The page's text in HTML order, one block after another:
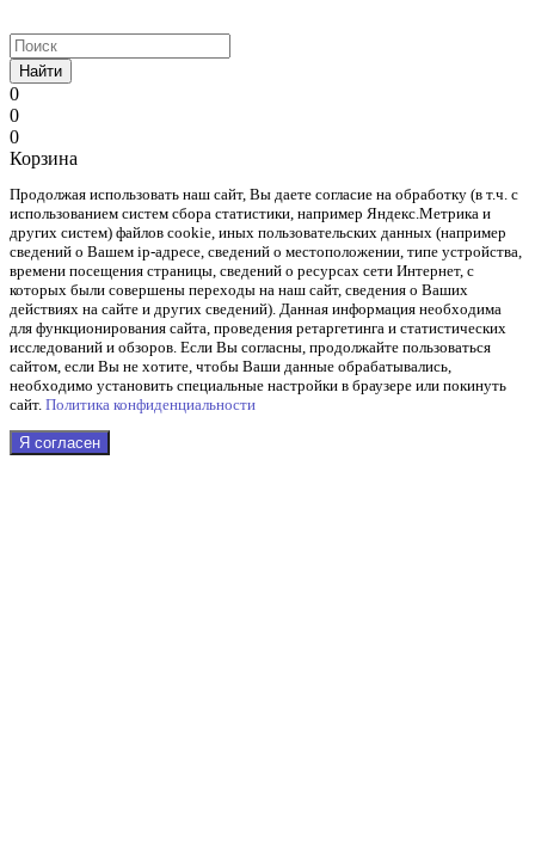
Найти
0
0
0
Корзина
Продолжая использовать наш cайт, Вы даете согласие на обработку (в т.ч. с
использованием систем сбора статистики, например Яндекс.Метрика и
других систем) файлов cookie, иных пользовательских данных (например
сведений о Вашем ip-адресе, сведений о местоположении, типе устройства,
времени посещения страницы, сведений о ресурсах сети Интернет, с
которых были совершены переходы на наш сайт, сведения о Ваших
действиях на сайте и других сведений). Данная информация необходима
для функционирования сайта, проведения ретаргетинга и статистических
исследований и обзоров. Если Вы согласны, продолжайте пользоваться
сайтом, если Вы не хотите, чтобы Ваши данные обрабатывались,
необходимо установить специальные настройки в браузере или покинуть
сайт. Политика конфиденциальности
Я согласен